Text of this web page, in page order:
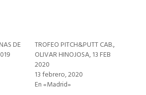
DE
TROFEO PITCH&PUTT CAB.,
OLIVAR HINOJOSA, 13 FEB
2020
13 febrero, 2020
En «Madrid»